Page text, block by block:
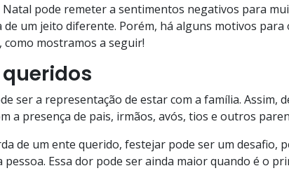
pode remeter a sentimentos negativos para
de um jeito diferente. Porém, há alguns motivos
como mostramos a seguir!
ser a representação de estar com a família. Assim,
a presença de pais, irmãos, avós, tios e outros
de um ente querido, festejar pode ser um desafio,
Essa dor pode ser ainda maior quando é o